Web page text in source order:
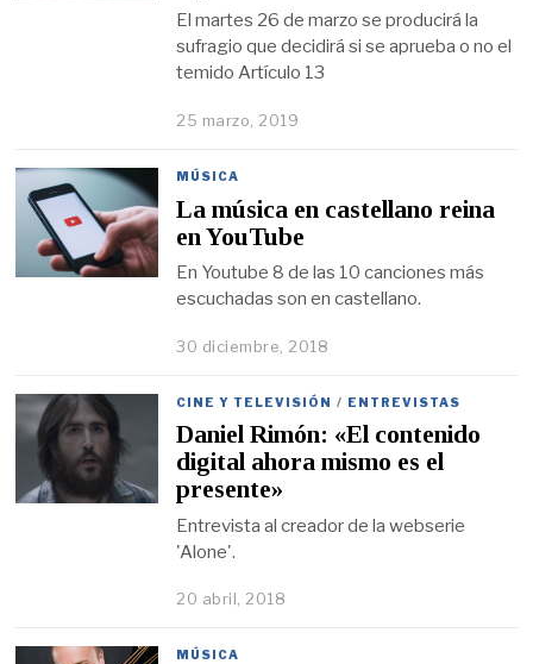
El martes 26 de marzo se producirá la
sufragio que decidirá si se aprueba o no el
temido Artículo 13
25 marzo, 2019
MÚSICA
La música en castellano reina
en YouTube
En Youtube 8 de las 10 canciones más
escuchadas son en castellano.
30 diciembre, 2018
CINE Y TELEVISIÓN / ENTREVISTAS
Daniel Rimón: «El contenido
digital ahora mismo es el
presente»
Entrevista al creador de la webserie
'Alone'.
20 abril, 2018
MÚSICA